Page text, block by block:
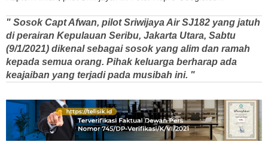
" Sosok Capt Afwan, pilot Sriwijaya Air SJ182 yang jatuh
di perairan Kepulauan Seribu, Jakarta Utara, Sabtu
(9/1/2021) dikenal sebagai sosok yang alim dan ramah
kepada semua orang. Pihak keluarga berharap ada
keajaiban yang terjadi pada musibah ini. "